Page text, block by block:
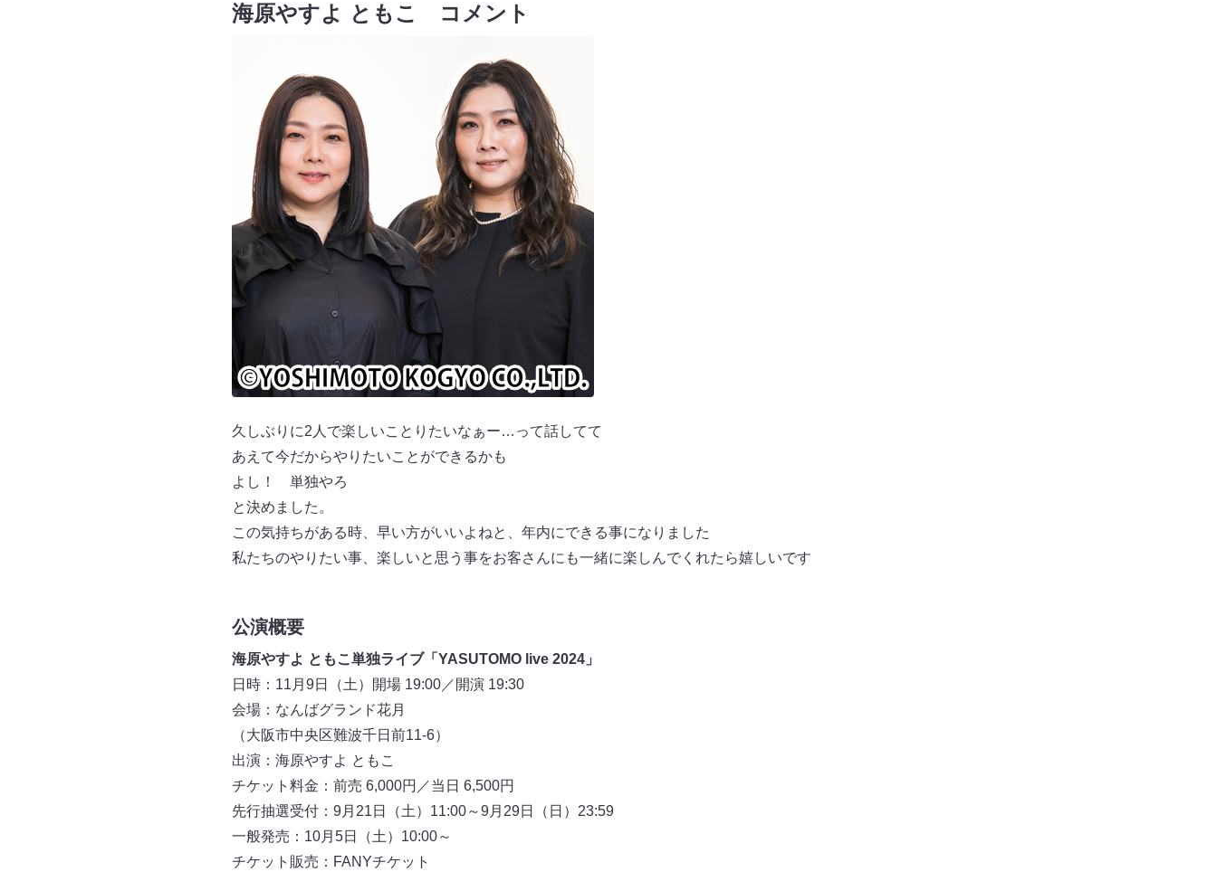
海原やすよ ともこ コメント
久しぶりに2人で楽しいことりたいなぁー…って話してて
あえて今だからやりたいことができるかも
よし！ 単独やろ
と決めました。
この気持ちがある時、早い方がいいよねと、年内にできる事になりました
私たちのやりたい事、楽しいと思う事をお客さんにも一緒に楽しんでくれたら嬉しいです
公演概要
海原やすよ ともこ単独ライブ「YASUTOMO live 2024」
日時：11月9日（土）開場 19:00／開演 19:30
会場：なんばグランド花月
（大阪市中央区難波千日前11-6）
出演：海原やすよ ともこ
チケット料金：前売 6,000円／当日 6,500円
先行抽選受付：9月21日（土）11:00～9月29日（日）23:59
一般発売：10月5日（土）10:00～
チケット販売：FANYチケット